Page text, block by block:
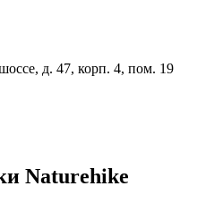
д. 47, корп. 4, пом. 19
Naturehike